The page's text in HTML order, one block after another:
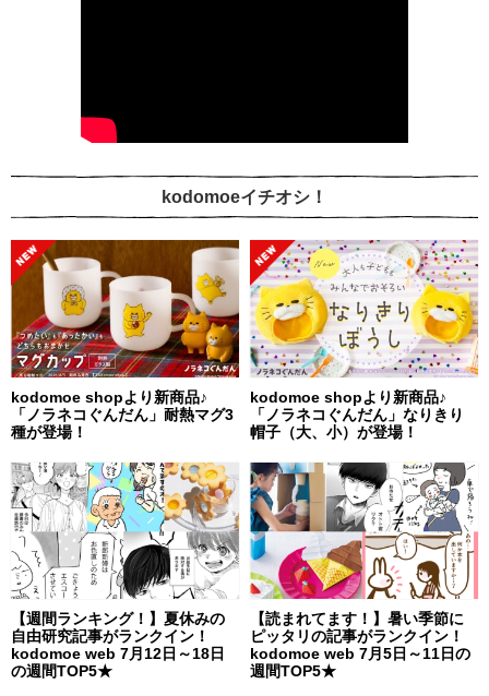
kodomoeイチオシ！
kodomoe shopより新商品♪
「ノラネコぐんだん」耐熱マグ3
種が登場！
kodomoe shopより新商品♪
「ノラネコぐんだん」なりきり
帽子（大、小）が登場！
【週間ランキング！】夏休みの
自由研究記事がランクイン！
kodomoe web 7月12日～18日
の週間TOP5★
【読まれてます！】暑い季節に
ピッタリの記事がランクイン！
kodomoe web 7月5日～11日の
週間TOP5★